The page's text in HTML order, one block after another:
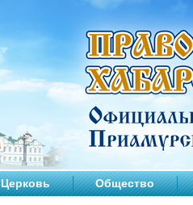
Церковь Общество